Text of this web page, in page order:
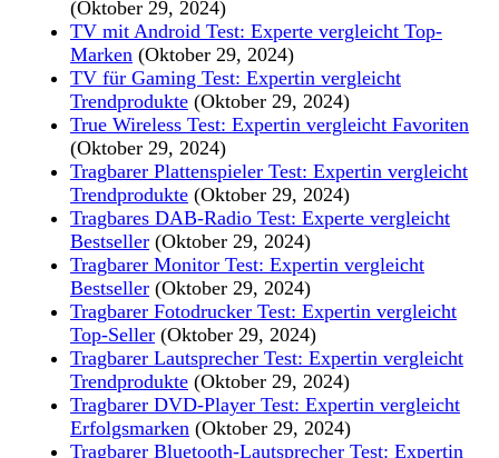
(Oktober 29, 2024)
TV mit Android Test: Experte vergleicht Top-
Marken (Oktober 29, 2024)
TV für Gaming Test: Expertin vergleicht
Trendprodukte (Oktober 29, 2024)
True Wireless Test: Expertin vergleicht Favoriten
(Oktober 29, 2024)
Tragbarer Plattenspieler Test: Expertin vergleicht
Trendprodukte (Oktober 29, 2024)
Tragbares DAB-Radio Test: Experte vergleicht
Bestseller (Oktober 29, 2024)
Tragbarer Monitor Test: Expertin vergleicht
Bestseller (Oktober 29, 2024)
Tragbarer Fotodrucker Test: Expertin vergleicht
Top-Seller (Oktober 29, 2024)
Tragbarer Lautsprecher Test: Expertin vergleicht
Trendprodukte (Oktober 29, 2024)
Tragbarer DVD-Player Test: Expertin vergleicht
Erfolgsmarken (Oktober 29, 2024)
Tragbarer Bluetooth-Lautsprecher Test: Expertin